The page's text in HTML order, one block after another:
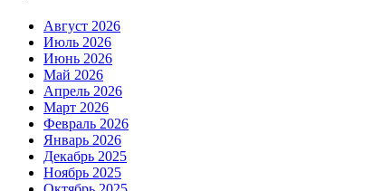
Август 2026
Июль 2026
Июнь 2026
Май 2026
Апрель 2026
Март 2026
Февраль 2026
Январь 2026
Декабрь 2025
Ноябрь 2025